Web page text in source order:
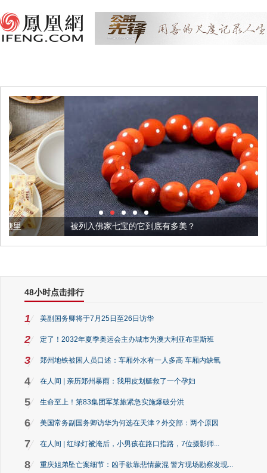
被列入佛家七宝的它到底有多美？
48小时点击排行
1 美副国务卿将于7月25日至26日访华
2 定了！2032年夏季奥运会主办城市为澳大利亚布里斯班
3 郑州地铁被困人员口述：车厢外水有一人多高 车厢内缺氧
4 在人间 | 亲历郑州暴雨：我用皮划艇救了一个孕妇
5 生命至上！第83集团军某旅紧急实施爆破分洪
6 美国常务副国务卿访华为何选在天津？外交部：两个原因
7 在人间 | 红绿灯被淹后，小男孩在路口指路，7位摄影师...
8 重庆姐弟坠亡案细节：凶手欲靠悲情蒙混 警方现场勘察发现...